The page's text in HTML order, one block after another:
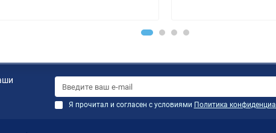
Я прочитал и согласен с условиями Политика